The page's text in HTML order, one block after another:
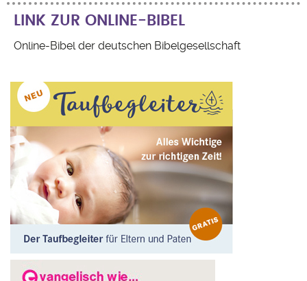
LINK ZUR ONLINE-BIBEL
Online-Bibel der deutschen Bibelgesellschaft